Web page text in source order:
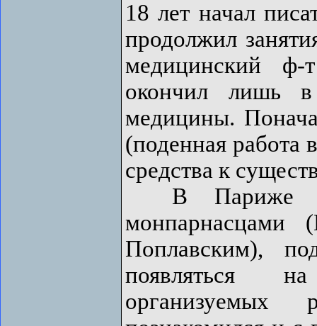
18 лет начал
продолжил
медицинский ф-
окончил лишь в
медицины.
(поденная работа
средства к
В Париже Я.
Поплавским),
появляться